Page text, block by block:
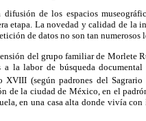
de los espacios
etapa. La novedad y calidad de
de datos no son tan numerosos
del grupo familiar de Morlete
a la labor de búsqueda
(según padrones del
de la ciudad de México, en el
en una casa alta donde vivía